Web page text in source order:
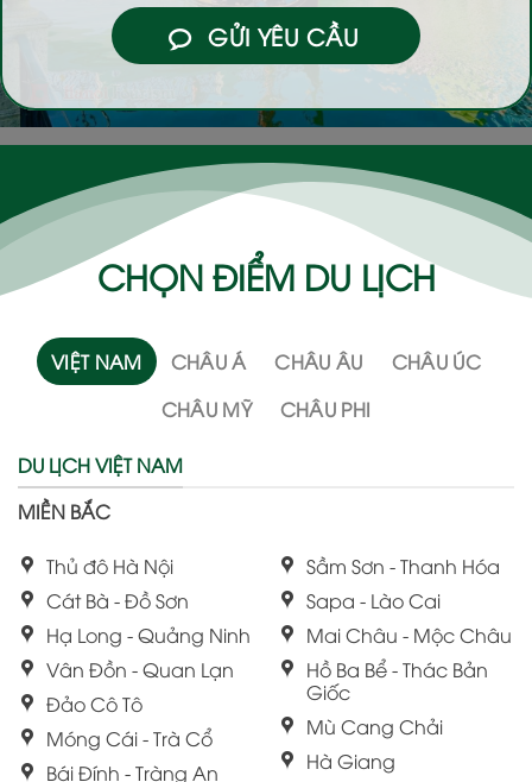
GỬI YÊU CẦU
CHỌN ĐIỂM DU LỊCH
VIỆT NAM CHÂU Á CHÂU ÂU
CHÂU ÚC
CHÂU MỸ
CHÂU PHI
DU LỊCH VIỆT NAM
MIỀN BẮC
Thủ đô Hà Nội
Cát Bà - Đồ Sơn
Hạ Long - Quảng Ninh
Vân Đồn - Quan Lạn
Đảo Cô Tô
Móng Cái - Trà Cổ
Bái Đính - Tràng An
Sầm Sơn - Thanh Hóa
Sapa - Lào Cai
Mai Châu - Mộc Châu
Hồ Ba Bể - Thác Bản
Giốc
Mù Cang Chải
Hà Giang